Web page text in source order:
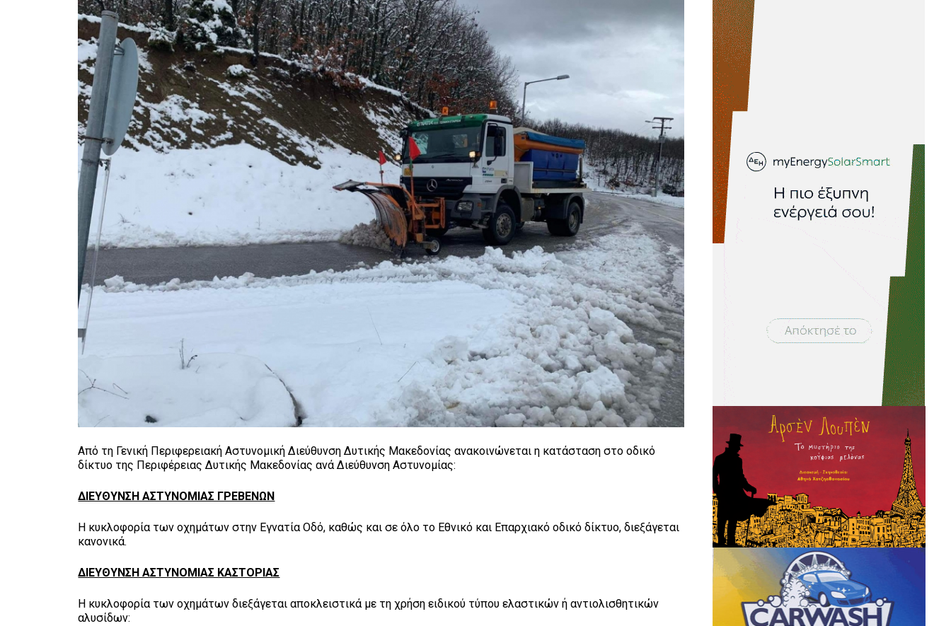
Από τη Γενική Περιφερειακή Αστυνομική Διεύθυνση Δυτικής Μακεδονίας ανακοινώνεται η κατάσταση στο οδικό
δίκτυο της Περιφέρειας Δυτικής Μακεδονίας ανά Διεύθυνση Αστυνομίας:
ΔΙΕΥΘΥΝΣΗ ΑΣΤΥΝΟΜΙΑΣ ΓΡΕΒΕΝΩΝ
Η κυκλοφορία των οχημάτων στην Εγνατία Οδό, καθώς και σε όλο το Εθνικό και Επαρχιακό οδικό δίκτυο, διεξάγεται
κανονικά.
ΔΙΕΥΘΥΝΣΗ ΑΣΤΥΝΟΜΙΑΣ ΚΑΣΤΟΡΙΑΣ
Η κυκλοφορία των οχημάτων διεξάγεται αποκλειστικά με τη χρήση ειδικού τύπου ελαστικών ή αντιολισθητικών
αλυσίδων: